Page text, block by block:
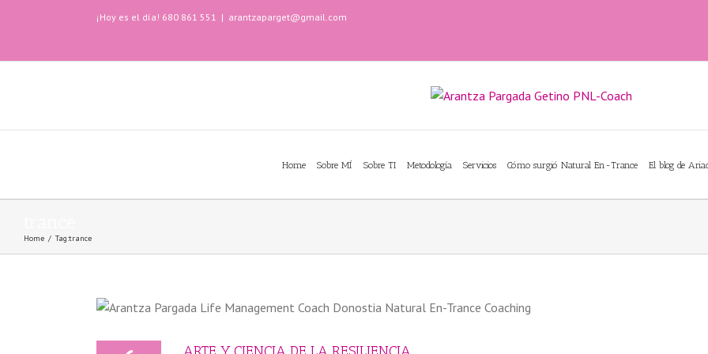
¡Hoy es el día! 680 861 551 | arantzaparget@gmail.com
Home Sobre MÍ Sobre TI Metodología Servicios Cómo surgió Natural En-Trance El blog de
Home / Tag:trance